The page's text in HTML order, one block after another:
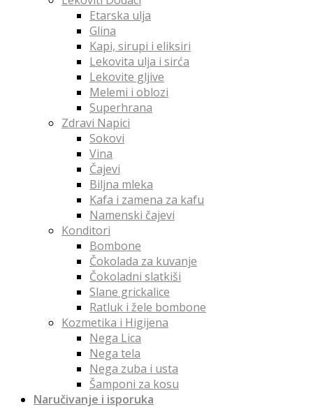
Etarska ulja
Glina
Kapi, sirupi i eliksiri
Lekovita ulja i sirća
Lekovite gljive
Melemi i oblozi
Superhrana
Zdravi Napici
Sokovi
Vina
Čajevi
Biljna mleka
Kafa i zamena za kafu
Namenski čajevi
Konditori
Bombone
Čokolada za kuvanje
Čokoladni slatkiši
Slane grickalice
Ratluk i žele bombone
Kozmetika i Higijena
Nega Lica
Nega tela
Nega zuba i usta
Šamponi za kosu
Naručivanje i isporuka